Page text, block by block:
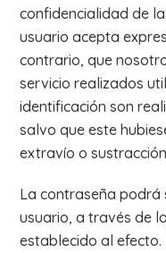
confidencialidad de
usuario acepta
contrario, que
servicio realizados
identificación son
salvo que este
extravío o
La contraseña podrá
usuario, a través de
establecido al